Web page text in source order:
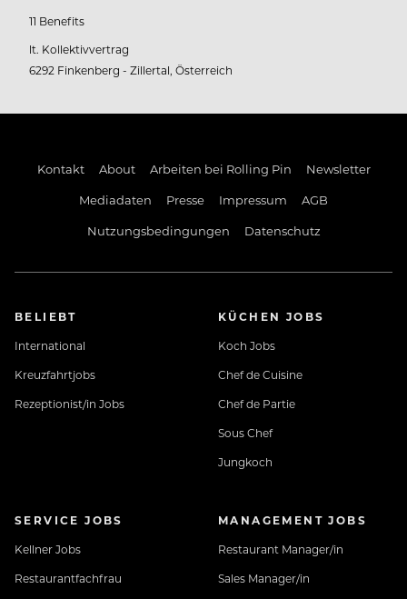
11 Benefits
lt. Kollektivvertrag
6292 Finkenberg - Zillertal, Österreich
Kontakt About Arbeiten bei Rolling Pin
Newsletter
Mediadaten
Presse Impressum
AGB
Nutzungsbedingungen
Datenschutz
BELIEBT
International
Kreuzfahrtjobs
Rezeptionist/in Jobs
KÜCHEN JOBS
Koch Jobs
Chef de Cuisine
Chef de Partie
Sous Chef
Jungkoch
SERVICE JOBS
Kellner Jobs
Restaurantfachfrau
MANAGEMENT JOBS
Restaurant Manager/in
Sales Manager/in